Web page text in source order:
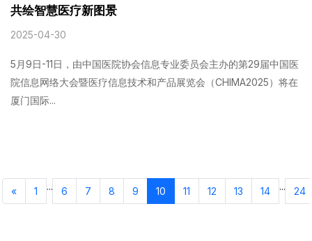
共绘智慧医疗新图景
2025-04-30
5月9日-11日，由中国医院协会信息专业委员会主办的第29届中国医
院信息网络大会暨医疗信息技术和产品展览会（CHIMA2025）将在
厦门国际...
« 1 ... 6 7 8 9 10 11 12 13 14 ... 24